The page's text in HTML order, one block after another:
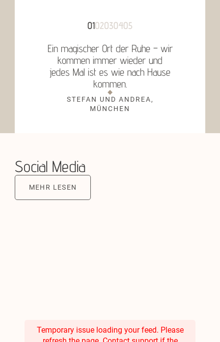
0102030405
Ein magischer Ort der Ruhe – wir
kommen immer wieder und
jedes Mal ist es wie nach Hause
kommen.
STEFAN UND ANDREA,
MÜNCHEN
Social Media
MEHR LESEN
Temporary issue loading your feed. Please